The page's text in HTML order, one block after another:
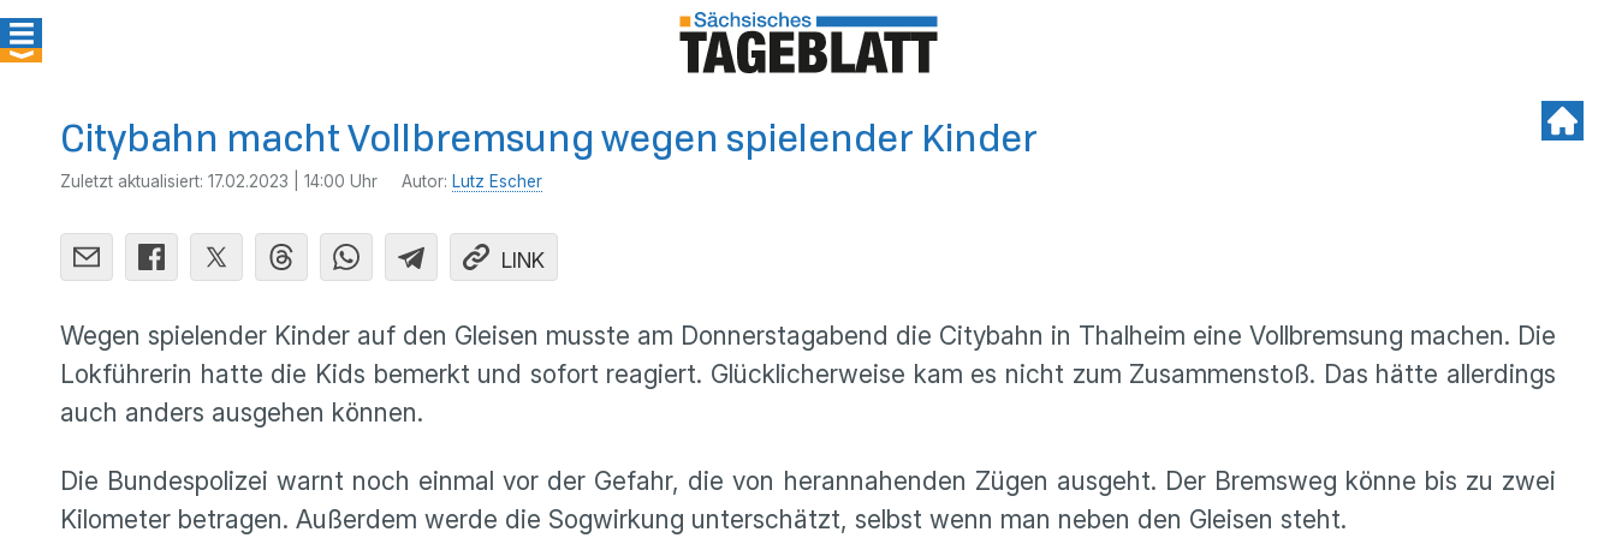
Citybahn macht Vollbremsung wegen spielender Kinder
Zuletzt aktualisiert: 17.02.2023 | 14:00 Uhr Autor: Lutz Escher
LINK
Wegen spielender Kinder auf den Gleisen musste am Donnerstagabend die Citybahn in Thalheim eine Vollbremsung machen. Die
Lokführerin hatte die Kids bemerkt und sofort reagiert. Glücklicherweise kam es nicht zum Zusammenstoß. Das hätte allerdings
auch anders ausgehen können.
Die Bundespolizei warnt noch einmal vor der Gefahr, die von herannahenden Zügen ausgeht. Der Bremsweg könne bis zu zwei
Kilometer betragen. Außerdem werde die Sogwirkung unterschätzt, selbst wenn man neben den Gleisen steht.